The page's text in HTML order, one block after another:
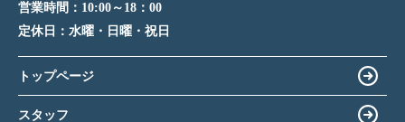
営業時間： 10:00～18：00
定休日： 水曜・日曜・祝日
トップページ
スタッフ